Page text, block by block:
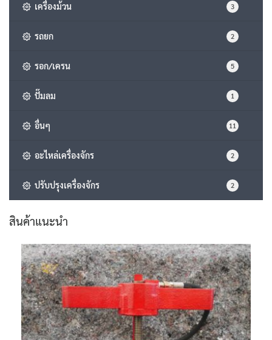
เครื่องม้วน 3
รถยก 2
รอก/เครน 5
ปั๊มลม 1
อื่นๆ 11
อะไหล่เครื่องจักร 2
ปรับปรุงเครื่องจักร 2
สินค้าแนะนำ